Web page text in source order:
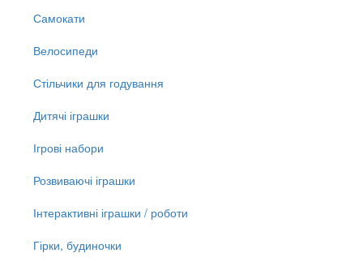
Самокати
Велосипеди
Стільчики для годування
Дитячі іграшки
Ігрові набори
Розвиваючі іграшки
Інтерактивні іграшки / роботи
Гірки, будиночки